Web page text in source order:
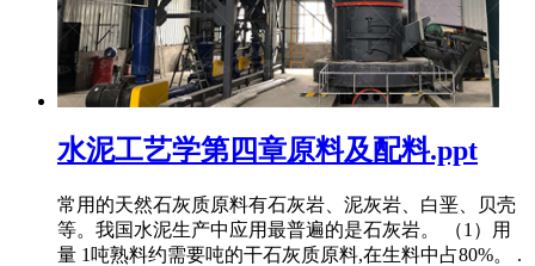
水泥工艺学第四章原料及配料.ppt
常用的天然石灰质原料有石灰岩、泥灰岩、白垩、贝壳
等。我国水泥生产中应用最普遍的是石灰岩。 （1）用
量 1吨熟料约需要吨的干石灰质原料,在生料中占80%。 .